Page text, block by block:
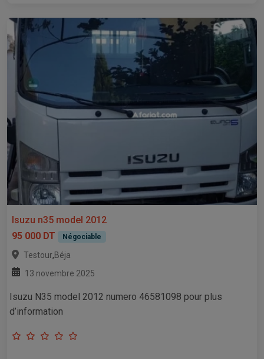
Isuzu n35 model 2012
95 000 DT
Négociable
Testour,Béja
13 novembre 2025
Isuzu N35 model 2012 numero 46581098 pour plus
d’information